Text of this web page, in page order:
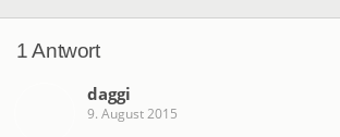
1 Antwort
daggi
9. August 2015